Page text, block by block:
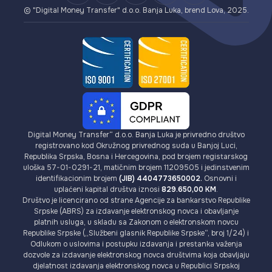
Provizije
© "Digital Money Transfer" d.o.o. Banja Luka, brend Lova, 2025.
Digital Money Transfer“ d.o.o. Banja Luka je privredno društvo
registrovano kod Okružnog privrednog suda u Banjoj Luci,
Republika Srpska, Bosna i Hercegovina, pod brojem registarskog
uloška 57-01-0291-21, matičnim brojem 11209505 i jedinstvenim
identifikacionim brojem (JIB) 4404773650002. Osnovni i
uplaćeni kapital društva iznosi 829.650,00 KM.
Društvo je licencirano od strane Agencije za bankarstvo Republike
Srpske (ABRS) za izdavanje elektronskog novca i obavljanje
platnih usluga, u skladu sa Zakonom o elektronskom novcu
Republike Srpske („Službeni glasnik Republike Srpske“, broj 1/24) i
Odlukom o uslovima i postupku izdavanja i prestanka važenja
dozvole za izdavanje elektronskog novca društvima koja obavljaju
djelatnost izdavanja elektronskog novca u Republici Srpskoj